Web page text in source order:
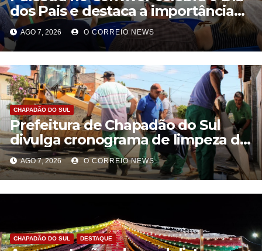
dos Pais e destaca a importância
da figura paterna na família
AGO 7, 2026 O CORREIO NEWS
CHAPADÃO DO SUL
Prefeitura de Chapadão do Sul
divulga cronograma de limpeza de
entulhos e bota-fora para agosto
AGO 7, 2026 O CORREIO NEWS
CHAPADÃO DO SUL DESTAQUE